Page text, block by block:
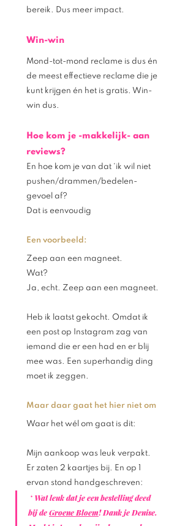
bereik. Dus meer impact.
Win-win
Mond-tot-mond reclame is dus én
de meest effectieve reclame die je
kunt krijgen én het is gratis. Win-
win dus.
Hoe kom je -makkelijk- aan
reviews?
En hoe kom je van dat ‘ik wil niet
pushen/drammen/bedelen-
gevoel af?
Dat is eenvoudig
Een voorbeeld:
Zeep aan een magneet.
Wat?
Ja, echt. Zeep aan een magneet.
Heb ik laatst gekocht. Omdat ik
een post op Instagram zag van
iemand die er een had en er blij
mee was. Een superhandig ding
moet ik zeggen.
Maar daar gaat het hier niet om
Waar het wél om gaat is dit:
Mijn aankoop was leuk verpakt.
Er zaten 2 kaartjes bij.
En op 1
ervan stond handgeschreven:
bij de Groene Bloem! Dank je Denise.